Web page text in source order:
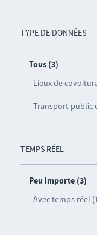
TYPE DE DONNÉES
Tous (3)
Lieux de
Transport public
TEMPS RÉEL
Peu importe (3)
Avec temps réel